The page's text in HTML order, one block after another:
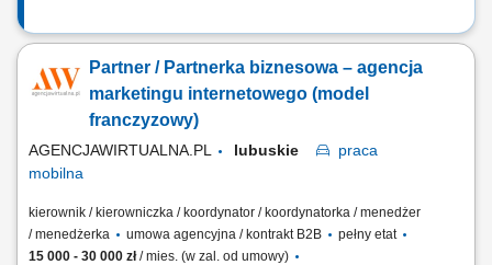
Partner / Partnerka biznesowa – agencja
marketingu internetowego (model
franczyzowy)
AGENCJAWIRTUALNA.PL lubuskie
praca
mobilna
kierownik / kierowniczka / koordynator / koordynatorka / menedżer
/ menedżerka
umowa agencyjna / kontrakt B2B
pełny etat
15 000 - 30 000 zł/ mies. (w zal. od umowy)